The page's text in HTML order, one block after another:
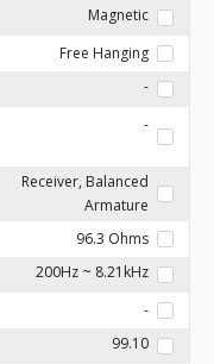
Magnetic
Free Hanging
-
-
Receiver, Balanced
Armature
96.3 Ohms
200Hz ~ 8.21kHz
-
99.10